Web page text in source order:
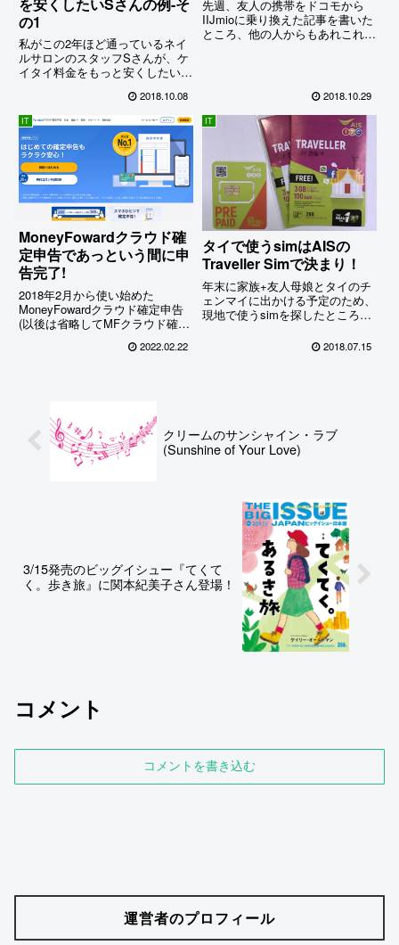
の1
私がこの2年ほど通っているネイ
ルサロンのスタッフSさんが、ケ
イタイ料金をもっと安くしたいと
みた。「通信料金ダイエットの
鬼」(私)としてはこの話題には黙
っていられない！
2018.10.08
先週、友人の携帯をドコモから
IIJmioに乗り換えた記事を書いた
ところ、他の人からもあれこれ質
2018.10.29
IT
MoneyFowardクラウド確
定申告であっという間に申
告完了!
2018年2月から使い始めた
MoneyFowardクラウド確定申告
(以後は省略してMFクラウド確定
目の利用となる。以前はe-Taxで
2022.02.22
IT
タイで使うsimはAISの
Traveller Simで決まり！
年末に家族+友人母娘とタイのチ
ェンマイに出かける予定のため、
現地で使うsimを探したところ、
発見。8日間3GB+100分通話付き
で2枚セットが1,100円。なんと現
2018.07.15
クリームのサンシャイン・ラブ
(Sunshine of Your Love)
3/15発売のビッグイシュー『てくて
く。歩き旅』に関本紀美子さん登場！
コメント
コメントを書き込む
運営者のプロフィール